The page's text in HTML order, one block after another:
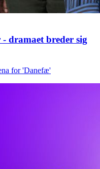
dramaet breder sig
for 'Danefæ'